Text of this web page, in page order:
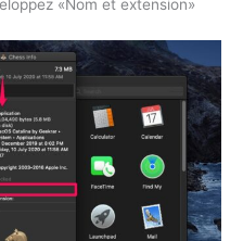
«Nom et extension»